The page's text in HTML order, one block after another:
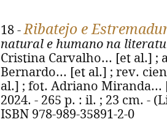
18 -Ribatejo e
natural e humano na
Cristina Carvalho... [et al.] ;
Bernardo... [et al.] ; rev.
al.] ; fot. Adriano Miranda...
2024. - 265 p. : il. ; 23 cm. -
ISBN 978-989-35891-2-0